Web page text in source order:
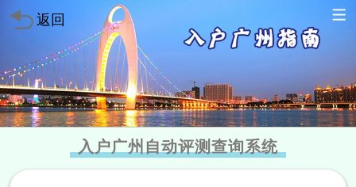
返回
入户广州自动评测查询系统